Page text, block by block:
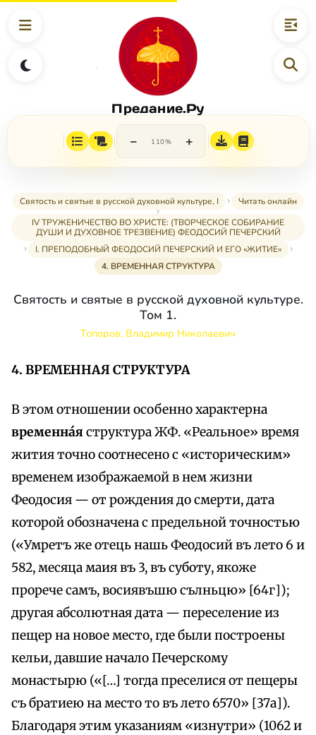
Предание.Ру
− 110% +
Святость и святые в русской духовной культуре, I
Читать онлайн
IV ТРУЖЕНИЧЕСТВО ВО ХРИСТЕ: (ТВОРЧЕСКОЕ СОБИРАНИЕ
ДУШИ И ДУХОВНОЕ ТРЕЗВЕНИЕ) ФЕОДОСИЙ ПЕЧЕРСКИЙ
I. ПРЕПОДОБНЫЙ ФЕОДОСИЙ ПЕЧЕРСКИЙ И ЕГО «ЖИТИЕ»
4. ВРЕМЕННАЯ СТРУКТУРА
Святость и святые в русской духовной культуре.
Том 1.
Топоров, Владимир Николаевич
4. ВРЕМЕННАЯ СТРУКТУРА
В этом отношении особенно характерна
временна́яструктура ЖФ. «Реальное» время
жития точно соотнесено с «историческим»
временем изображаемой в нем жизни
Феодосия — от рождения до смерти, дата
которой обозначена с предельной точностью
(«Умретъ же отець нашь Феодосий въ лето 6 и
582, месяца маия въ 3, въ суботу, якоже
прорече самъ, восиявъшю сълньцю» [64г]);
другая абсолютная дата — переселение из
пещер на новое место, где были построены
кельи, давшие начало Печерскому
монастырю («[…] тогда преселися от пещеры
съ братиею на место то въ лето 6570» [37а]).
Благодаря этим указаниям «изнутри» (1062 и